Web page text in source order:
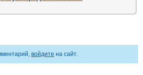
войдите на сайт.